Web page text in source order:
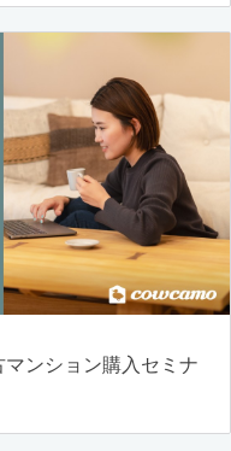
ンション購入セミナ